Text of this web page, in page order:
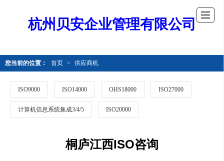
杭州贝安企业管理有限公司
您当前的位置： 首页 > 供应商机
ISO9000 ISO14000 OHS18000 ISO27000
计算机信息系统集成3/4/5 ISO20000
桐庐江西ISO咨询